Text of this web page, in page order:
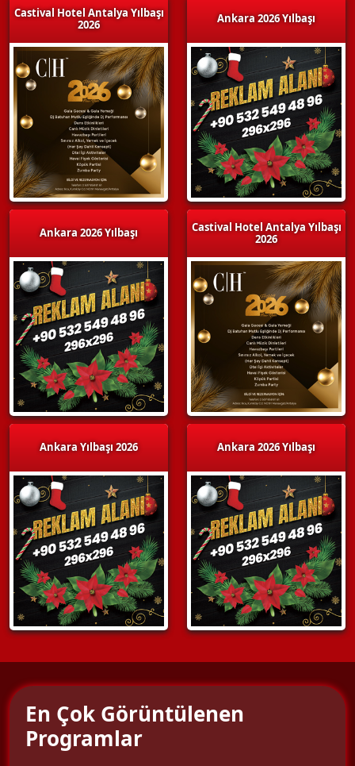
Castival Hotel Antalya Yılbaşı
2026
Ankara 2026 Yılbaşı
Ankara Yılbaşı 2026
Ankara 2026 Yılbaşı
Castival Hotel Antalya Yılbaşı
2026
Ankara 2026 Yılbaşı
En Çok Görüntülenen
Programlar